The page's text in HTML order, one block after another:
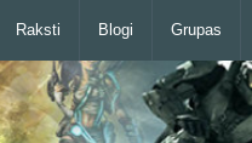
Raksti Blogi Grupas